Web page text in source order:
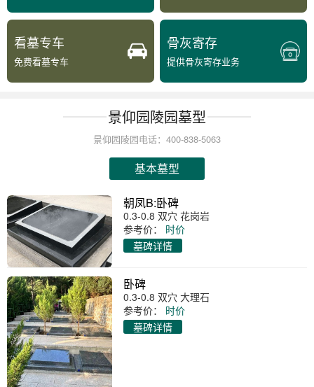
看墓专车
免费看墓专车
骨灰寄存
提供骨灰寄存业务
景仰园陵园墓型
景仰园陵园电话：400-838-5063
基本墓型
朝凤B:卧碑
0.3-0.8 双穴 花岗岩
参考价：
时价
墓碑详情
卧碑
0.3-0.8 双穴 大理石
参考价：
时价
墓碑详情